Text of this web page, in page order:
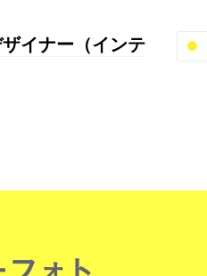
イナー（インテ